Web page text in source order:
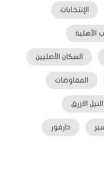
الإنتخابات
الأهلية
السكان الأصليين
المفاوضات
النيل الازرق
دارفور